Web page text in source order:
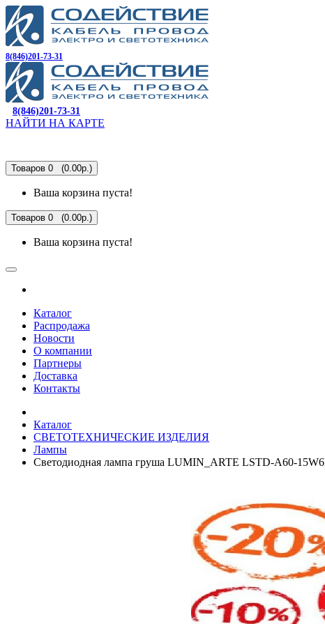
8(846)201-73-31
8(846)201-73-31
НАЙТИ НА КАРТЕ
Товаров 0 (0.00р.)
Ваша корзина пуста!
Товаров 0 (0.00р.)
Ваша корзина пуста!
Каталог
Распродажа
Новости
О компании
Партнеры
Доставка
Контакты
Каталог
СВЕТОТЕХНИЧЕСКИЕ ИЗДЕЛИЯ
Лампы
Светодиодная лампа груша LUMIN_ARTE LSTD-A60-